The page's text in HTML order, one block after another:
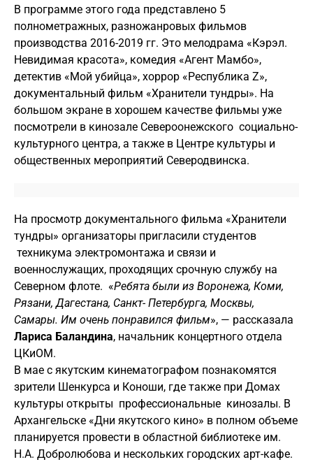
В программе этого года представлено 5
полнометражных, разножанровых фильмов
производства 2016-2019 гг. Это мелодрама «Кэрэл.
Невидимая красота», комедия «Агент Мамбо»,
детектив «Мой убийца», хоррор «Республика Z»,
документальный фильм «Хранители тундры». На
большом экране в хорошем качестве фильмы уже
посмотрели в кинозале Североонежского социально-
культурного центра, а также в Центре культуры и
общественных мероприятий Северодвинска.
На просмотр документального фильма «Хранители
тундры» организаторы пригласили студентов
техникума электромонтажа и связи и
военнослужащих, проходящих срочную службу на
Северном флоте. «Ребята были из Воронежа, Коми,
Рязани, Дагестана, Санкт- Петербурга, Москвы,
Самары. Им очень понравился фильм», — рассказала
Лариса Баландина, начальник концертного отдела
ЦКиОМ.
В мае с якутским кинематографом познакомятся
зрители Шенкурса и Коноши, где также при Домах
культуры открыты профессиональные кинозалы. В
Архангельске «Дни якутского кино» в полном объеме
планируется провести в областной библиотеке им.
Н.А. Добролюбова и нескольких городских арт-кафе.